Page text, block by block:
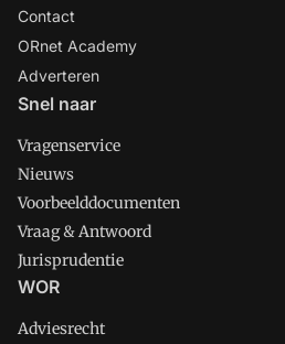
Contact
ORnet Academy
Adverteren
Snel naar
Vragenservice
Nieuws
Voorbeelddocumenten
Vraag & Antwoord
Jurisprudentie
WOR
Adviesrecht